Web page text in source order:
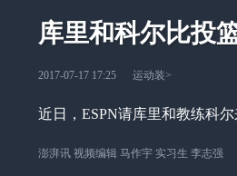
库里和科尔比投
2017-07-17 17:25 运动装>
近日，ESPN请库里和教练科
澎湃讯 视频编辑 马作宇 实习生 李志强